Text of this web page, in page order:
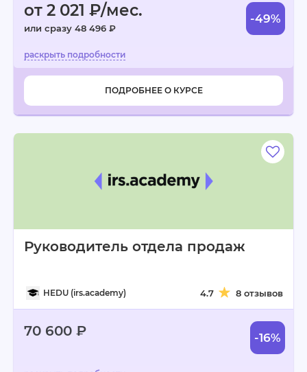
от 2 021 ₽/мес.
или сразу 48 496 ₽
-49%
ПОДРОБНЕЕ О КУРСЕ
Руководитель отдела продаж
HEDU (irs.academy) 4.7 8 отзывов
70 600 ₽ -16%